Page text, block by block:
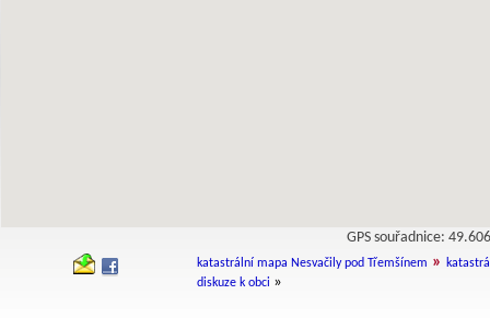
GPS souřadnice:
katastrální mapa Nesvačily pod Třemšínem »
diskuze k obci »